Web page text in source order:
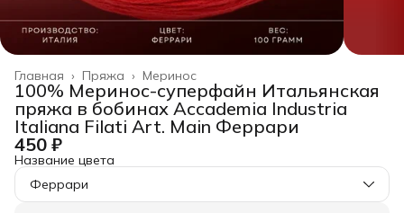
Меринос
Пряжа ›
Главная ›
100% Меринос-суперфайн Итальянская
пряжа в бобинах Accademia Industria
Italiana Filati Art. Main Феррари
450 ₽
Название цвета
Феррари